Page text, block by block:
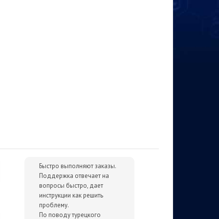
Быстро выполняют заказы.
Поддержка отвечает на
вопросы быстро, дает
инструкции как решить
проблему.
По поводу турецкого